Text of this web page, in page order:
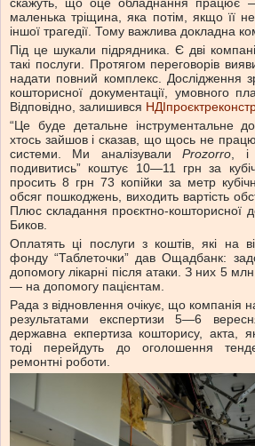
маленька тріщина, яка потім, якщо її
іншої трагедії. Тому важлива докладна
Під це шукали підрядника. Є дві
такі послуги. Протягом переговорів
надати повний комплекс. Дослідження
кошторисної документації, умовного
Відповідно, залишився
“Це буде детальне інструментальне
хтось зайшов і сказав, що щось не
системи. Ми аналізувалиProzorro ,
подивитись” коштує 10—11 грн за
просить 8 грн 73 копійки за метр
обсяг пошкоджень, виходить вартість
Плюс складання проєктно-кошторисної
Биков.
Оплатять ці послуги з коштів, які на
фонду “Таблеточки” дав Ощадбанк:
допомогу лікарні після атаки. З них 5
— на допомогу пацієнтам.
Рада з відновлення очікує, що компанія
результатами експертизи 5—6
державна екпертиза кошторису, акта,
тоді перейдуть до оголошення
ремонтні роботи.